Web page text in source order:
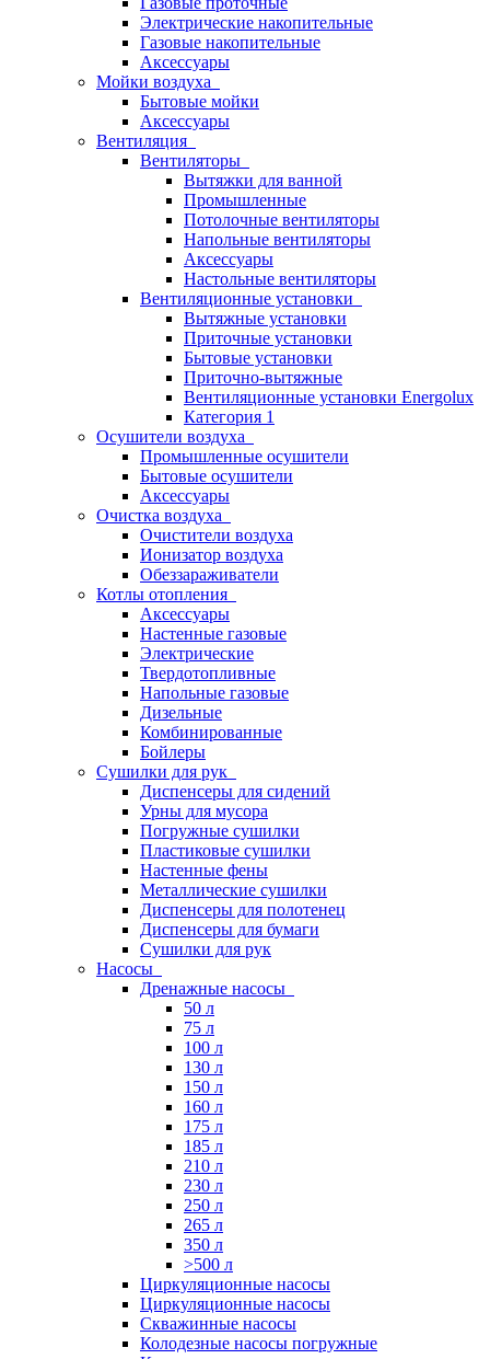
Электрические накопительные
Газовые накопительные
Аксессуары
Мойки воздуха
Бытовые мойки
Аксессуары
Вентиляция
Вентиляторы
Вытяжки для ванной
Промышленные
Потолочные вентиляторы
Напольные вентиляторы
Аксессуары
Настольные вентиляторы
Вентиляционные установки
Вытяжные установки
Приточные установки
Бытовые установки
Приточно-вытяжные
Вентиляционные установки Energolux
Категория 1
Осушители воздуха
Промышленные осушители
Бытовые осушители
Аксессуары
Очистка воздуха
Очистители воздуха
Ионизатор воздуха
Обеззараживатели
Котлы отопления
Аксессуары
Настенные газовые
Электрические
Твердотопливные
Напольные газовые
Дизельные
Комбинированные
Бойлеры
Сушилки для рук
Диспенсеры для сидений
Урны для мусора
Погружные сушилки
Пластиковые сушилки
Настенные фены
Металлические сушилки
Диспенсеры для полотенец
Диспенсеры для бумаги
Сушилки для рук
Насосы
Дренажные насосы
50 л
75 л
100 л
130 л
150 л
160 л
175 л
185 л
210 л
230 л
250 л
265 л
350 л
>500 л
Циркуляционные насосы
Циркуляционные насосы
Скважинные насосы
Колодезные насосы погружные